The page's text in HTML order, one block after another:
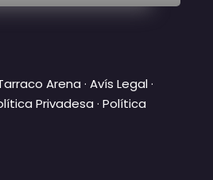
Arena ·Avís Legal·
Privadesa ·Política